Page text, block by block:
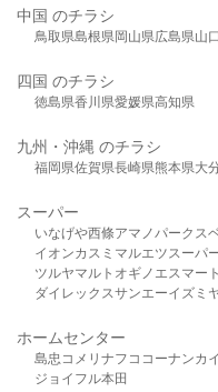
中国 のチラシ
鳥取県島根県岡山県広島県山
四国 のチラシ
徳島県香川県愛媛県高知県
九州・沖縄 のチラシ
福岡県佐賀県長崎県熊本県大
スーパー
いなげや西條アマノパークス
イオンカスミ マルエツスーパ
ツルヤマルト オギノ エスマート
ダイレックスサンエーイズミ
ホームセンター
島忠 コメリ ナフコ コーナンカ
ジョイフル本田